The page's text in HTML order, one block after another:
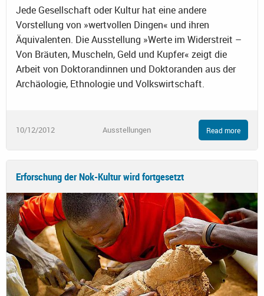
Jede Gesellschaft oder Kultur hat eine andere
Vorstellung von »wertvollen Dingen« und ihren
Äquivalenten. Die Ausstellung »Werte im Widerstreit –
Von Bräuten, Muscheln, Geld und Kupfer« zeigt die
Arbeit von Doktorandinnen und Doktoranden aus der
Archäologie, Ethnologie und Volkswirtschaft.
10/12/2012 Ausstellungen Read more
Erforschung der Nok-Kultur wird fortgesetzt